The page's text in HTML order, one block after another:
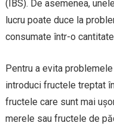
(IBS). De asemenea,
lucru poate duce la
consumate într-o
Pentru a evita
introduci fructele treptat
fructele care sunt mai
merele sau fructele de